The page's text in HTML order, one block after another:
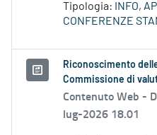
Tipologia:
INFO,
CONFERENZE
Riconoscimento
Commissione di
Contenuto Web -
lug-2026 18.01